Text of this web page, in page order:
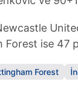
ise 47
Forest